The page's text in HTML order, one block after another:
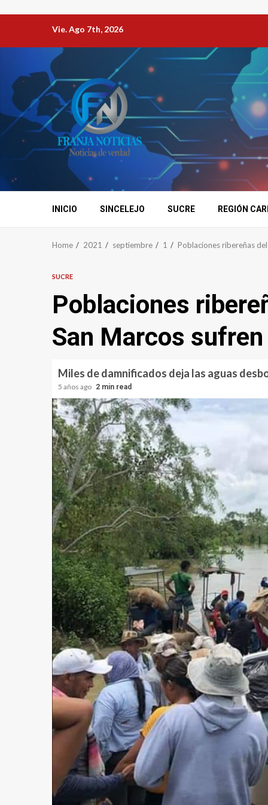
Vie. Ago 7th, 2026
INICIO SINCELEJO SUCRE REGIÓN
Home 2021 septiembre 1 Poblaciones ribereñas
SUCRE
Poblaciones
San Marcos
Miles de damnificados deja las aguas
5 años ago 2 min read